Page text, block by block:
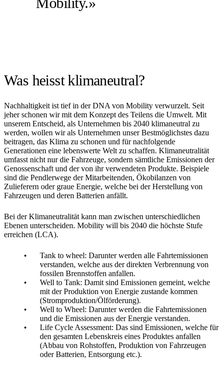
Was heisst klimaneutral?
Nachhaltigkeit ist tief in der DNA von Mobility verwurzelt. Seit
jeher schonen wir mit dem Konzept des Teilens die Umwelt. Mit
unserem Entscheid, als Unternehmen bis 2040 klimaneutral zu
werden, wollen wir als Unternehmen unser Bestmöglichstes dazu
beitragen, das Klima zu schonen und für nachfolgende
Generationen eine lebenswerte Welt zu schaffen. Klimaneutralität
umfasst nicht nur die Fahrzeuge, sondern sämtliche Emissionen der
Genossenschaft und der von ihr verwendeten Produkte. Beispiele
sind die Pendlerwege der Mitarbeitenden, Ökobilanzen von
Zulieferern oder graue Energie, welche bei der Herstellung von
Fahrzeugen und deren Batterien anfällt.
Bei der Klimaneutralität kann man zwischen unterschiedlichen
Ebenen unterscheiden. Mobility will bis 2040 die höchste Stufe
erreichen (LCA).
Tank to wheel: Darunter werden alle Fahrtemissionen
verstanden, welche aus der direkten Verbrennung von
fossilen Brennstoffen anfallen.
Well to Tank: Damit sind Emissionen gemeint, welche
mit der Produktion von Energie zustande kommen
(Stromproduktion/Ölförderung).
Well to Wheel: Darunter werden die Fahrtemissionen
und die Emissionen aus der Energie verstanden.
Life Cycle Assessment: Das sind Emissionen, welche für
den gesamten Lebenskreis eines Produktes anfallen
(Abbau von Rohstoffen, Produktion von Fahrzeugen
oder Batterien, Entsorgung etc.).